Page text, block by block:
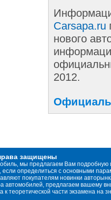
Carsapa.ru
нового
2012.
защищены
мы предлагаем Вам
определиться с основными
покупателям новинки
автомобилей, предлагаем вашему
к теоретической части экзамена